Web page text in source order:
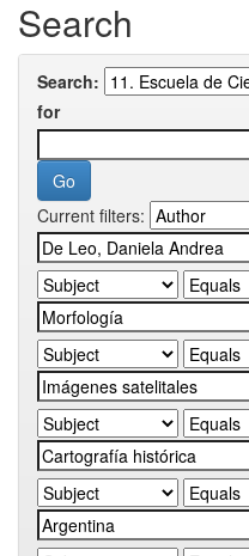
Search
Search:
for
Current filters: